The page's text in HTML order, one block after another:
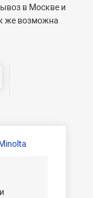
в Москве и
же возможна